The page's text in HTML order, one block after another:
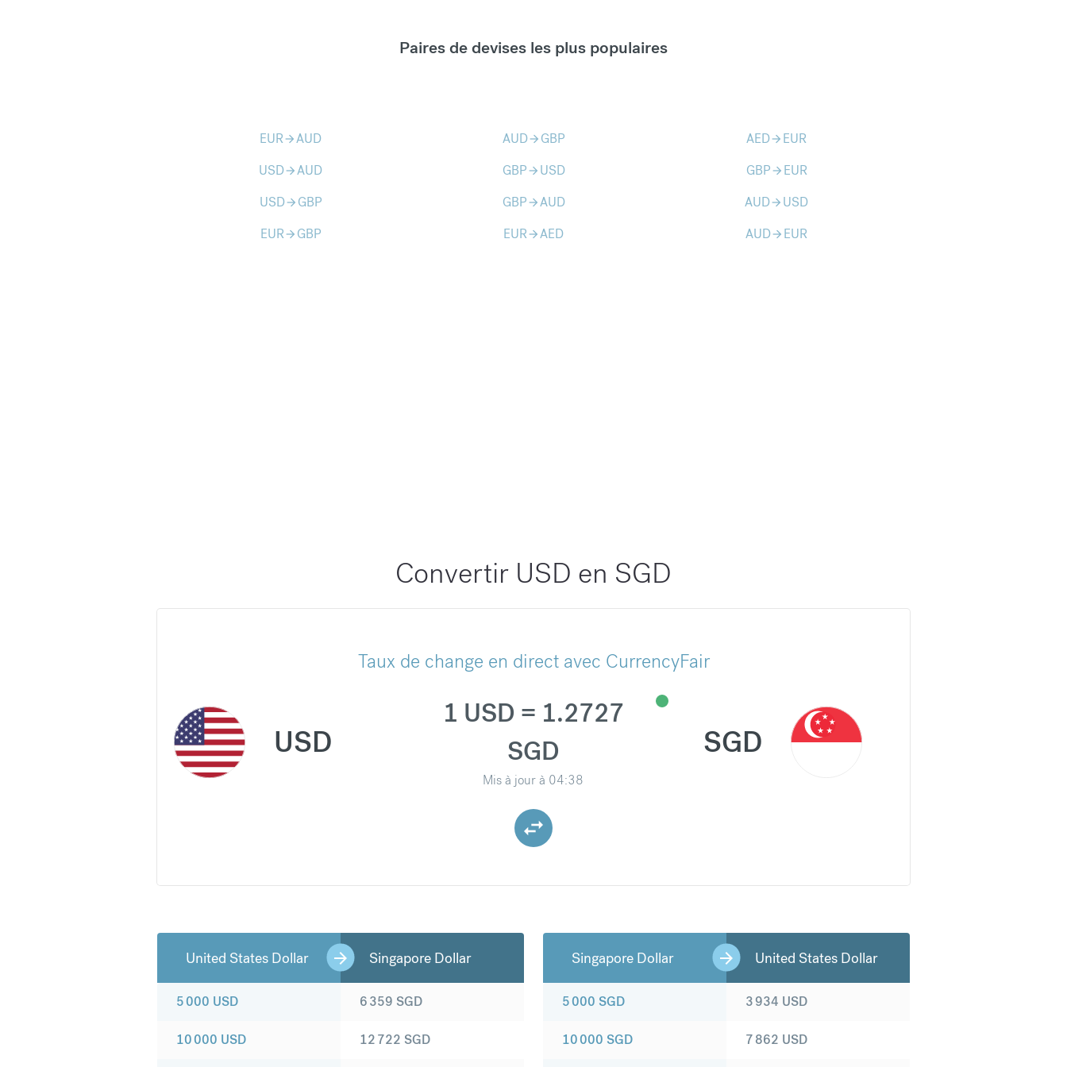
Paires de devises les plus populaires
EURarrow_forwardAUD AUDarrow_forward GBP AEDarrow_forward EUR
USDarrow_forwardAUD GBParrow_forward USD GBParrow_forward EUR
USDarrow_forward GBP GBParrow_forwardAUD AUDarrow_forward USD
EURarrow_forward GBP EURarrow_forwardAED AUDarrow_forward EUR
Convertir USD en SGD
Taux de change en direct avec CurrencyFair
USD
1 USD = 1.2727
SGD
Mis à jour à 04:38
SGD
United States Dollar Singapore Dollar
5 000 USD
10 000 USD
6 359 SGD
12 722 SGD
Singapore Dollar United States Dollar
5 000 SGD
10 000 SGD
3 934 USD
7 862 USD